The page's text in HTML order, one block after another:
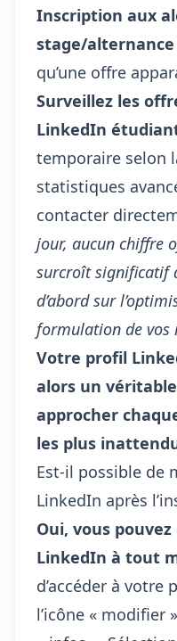
Inscription aux
stage/alternance
qu’une offre
Surveillez les
LinkedIn
temporaire selon
statistiques
contacter
jour, aucun chiffre
surcroît significatif
d’abord sur
formulation de vos
Votre profil
alors un
approcher
les plus
Est-il possible de
LinkedIn après
Oui, vous
LinkedIn à tout
d’accéder à
l’icône « modifier